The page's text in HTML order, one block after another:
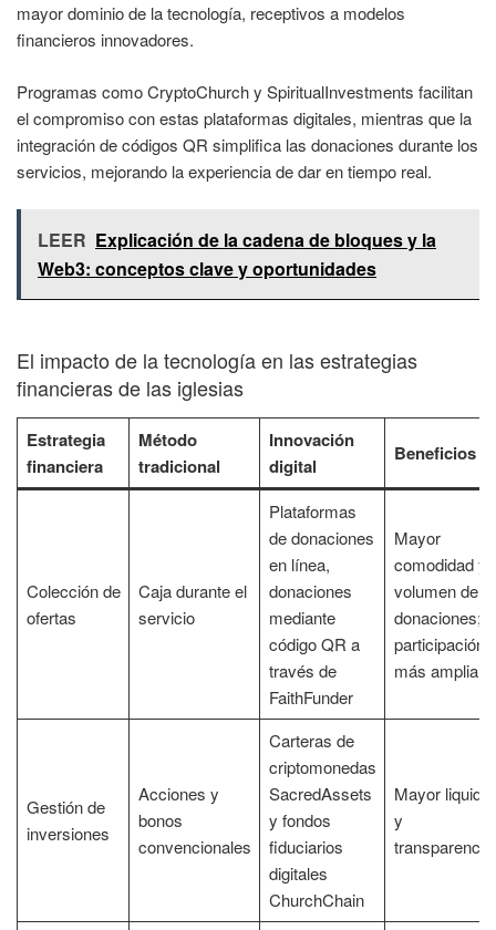
mayor dominio de la tecnología, receptivos a modelos
financieros innovadores.
Programas como CryptoChurch y SpiritualInvestments facilitan
el compromiso con estas plataformas digitales, mientras que la
integración de códigos QR simplifica las donaciones durante los
servicios, mejorando la experiencia de dar en tiempo real.
LEER Explicación de la cadena de bloques y la
Web3: conceptos clave y oportunidades
El impacto de la tecnología en las estrategias
financieras de las iglesias
Estrategia
financiera
Método
tradicional
Innovación
digital
Beneficios
Colección de
ofertas
Caja durante el
servicio
Plataformas
de donaciones
en línea,
donaciones
mediante
código QR a
través de
FaithFunder
Mayor
comodidad y
volumen de
donaciones;
participación
más amplia
Gestión de
inversiones
Acciones y
bonos
convencionales
Carteras de
criptomonedas
SacredAssets
y fondos
fiduciarios
digitales
ChurchChain
Mayor
y
transparencia